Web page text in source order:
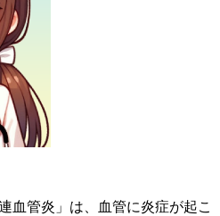
血管炎」は、血管に炎症が起こ